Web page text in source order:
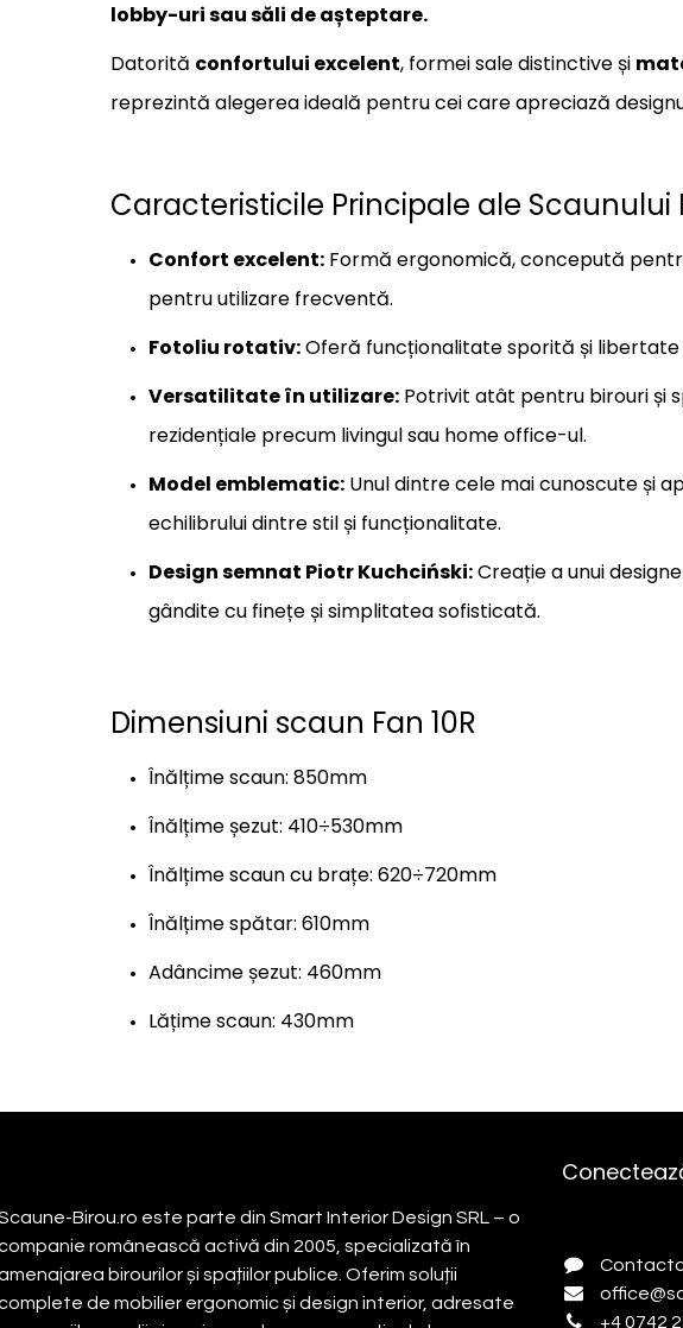
lobby-uri sau săli de așteptare.
Datorită confortului excelent, formei sale distinctive și
reprezintă alegerea ideală pentru cei care apreciază
Caracteristicile Principale ale Scaunului
Confort excelent: Formă ergonomică, concepută
pentru utilizare frecventă.
Fotoliu rotativ:Oferă funcționalitate sporită și libertate
Versatilitate în utilizare: Potrivit atât pentru birouri și
rezidențiale precum livingul sau home office-ul.
Model emblematic: Unul dintre cele mai cunoscute și
echilibrului dintre stil și funcționalitate.
Design semnat Piotr Kuchciński:Creație a unui
gândite cu finețe și simplitatea sofisticată.
Dimensiuni scaun Fan 10R
Înălțime scaun: 850mm
Înălțime șezut: 410÷530mm
Înălțime scaun cu brațe: 620÷720mm
Înălțime spătar: 610mm
Adâncime șezut: 460mm
Lățime scaun: 430mm
Birou.ro este parte din Smart Interior Design SRL – o
românească activă din 2005, specializată în
birourilor și spațiilor publice. Oferim soluții
de mobilier ergonomic și design interior, adresate
+4 0742